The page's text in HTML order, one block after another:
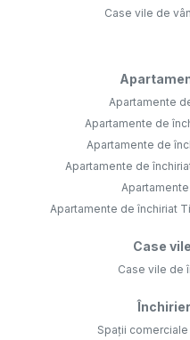
Case vile de
Apartamente
Apartamente de
Apartamente de
Apartamente de
Apartamente de închiriat
Case
Case vile de
Spații